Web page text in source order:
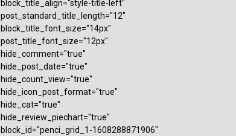
block_title_align="style-title-left"
post_standard_title_length="12"
block_title_font_size="14px"
post_title_font_size="12px"
hide_comment="true"
hide_post_date="true"
hide_count_view="true"
hide_icon_post_format="true"
hide_cat="true"
hide_review_piechart="true"
block_id="penci_grid_1-1608288871906"